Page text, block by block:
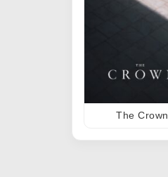
The Crown